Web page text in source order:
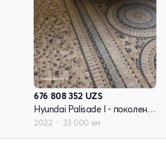
676 808 352 UZS
Hyundai Palisade I - поколение рестайлинг
2022 33 000 км